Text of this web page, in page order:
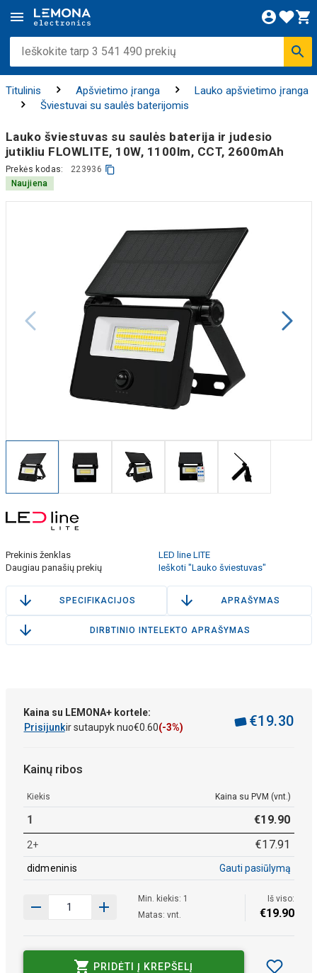
Titulinis Apšvietimo įranga
Lauko apšvietimo įranga
Šviestuvai su saulės baterijomis
Lauko šviestuvas su saulės baterija ir judesio
jutikliu FLOWLITE, 10W, 1100lm, CCT, 2600mAh
Prekės kodas:
223936
Naujiena
Prekinis ženklas
LED line LITE
Daugiau panašių prekių
Ieškoti "Lauko šviestuvas"
SPECIFIKACIJOS APRAŠYMAS
DIRBTINIO INTELEKTO APRAŠYMAS
Kaina su LEMONA+ kortele:
Prisijunkir sutaupyk nuo€0 60(-3%) €19.30
Kainų ribos
Kiekis Kaina su PVM (vnt.)
1 €19.90
2+ €17.91
didmeninis Gauti pasiūlymą
Min. kiekis: 1
Matas: vnt.
Iš viso:
€19.90
PRIDĖTI Į KREPŠELĮ